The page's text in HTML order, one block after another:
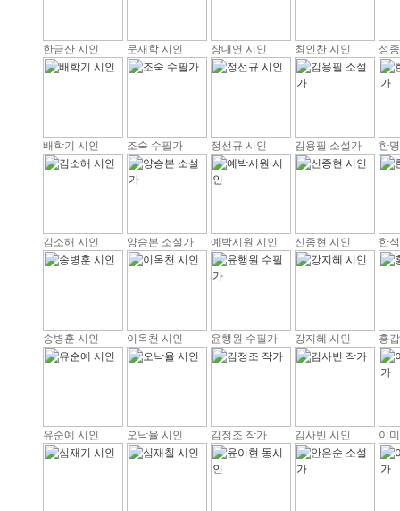
한금산 시인 문재학 시인 장대연 시인 최인찬 시인 성
배학기 시인 조숙 수필가 정선규 시인 김용필 소설가 한
김소해 시인 양승본 소설가 예박시원 시인 신종현 시인 한
송병훈 시인 이옥천 시인 윤행원 수필가 강지혜 시인 홍
유순예 시인 오낙율 시인 김정조 작가 김사빈 시인 이